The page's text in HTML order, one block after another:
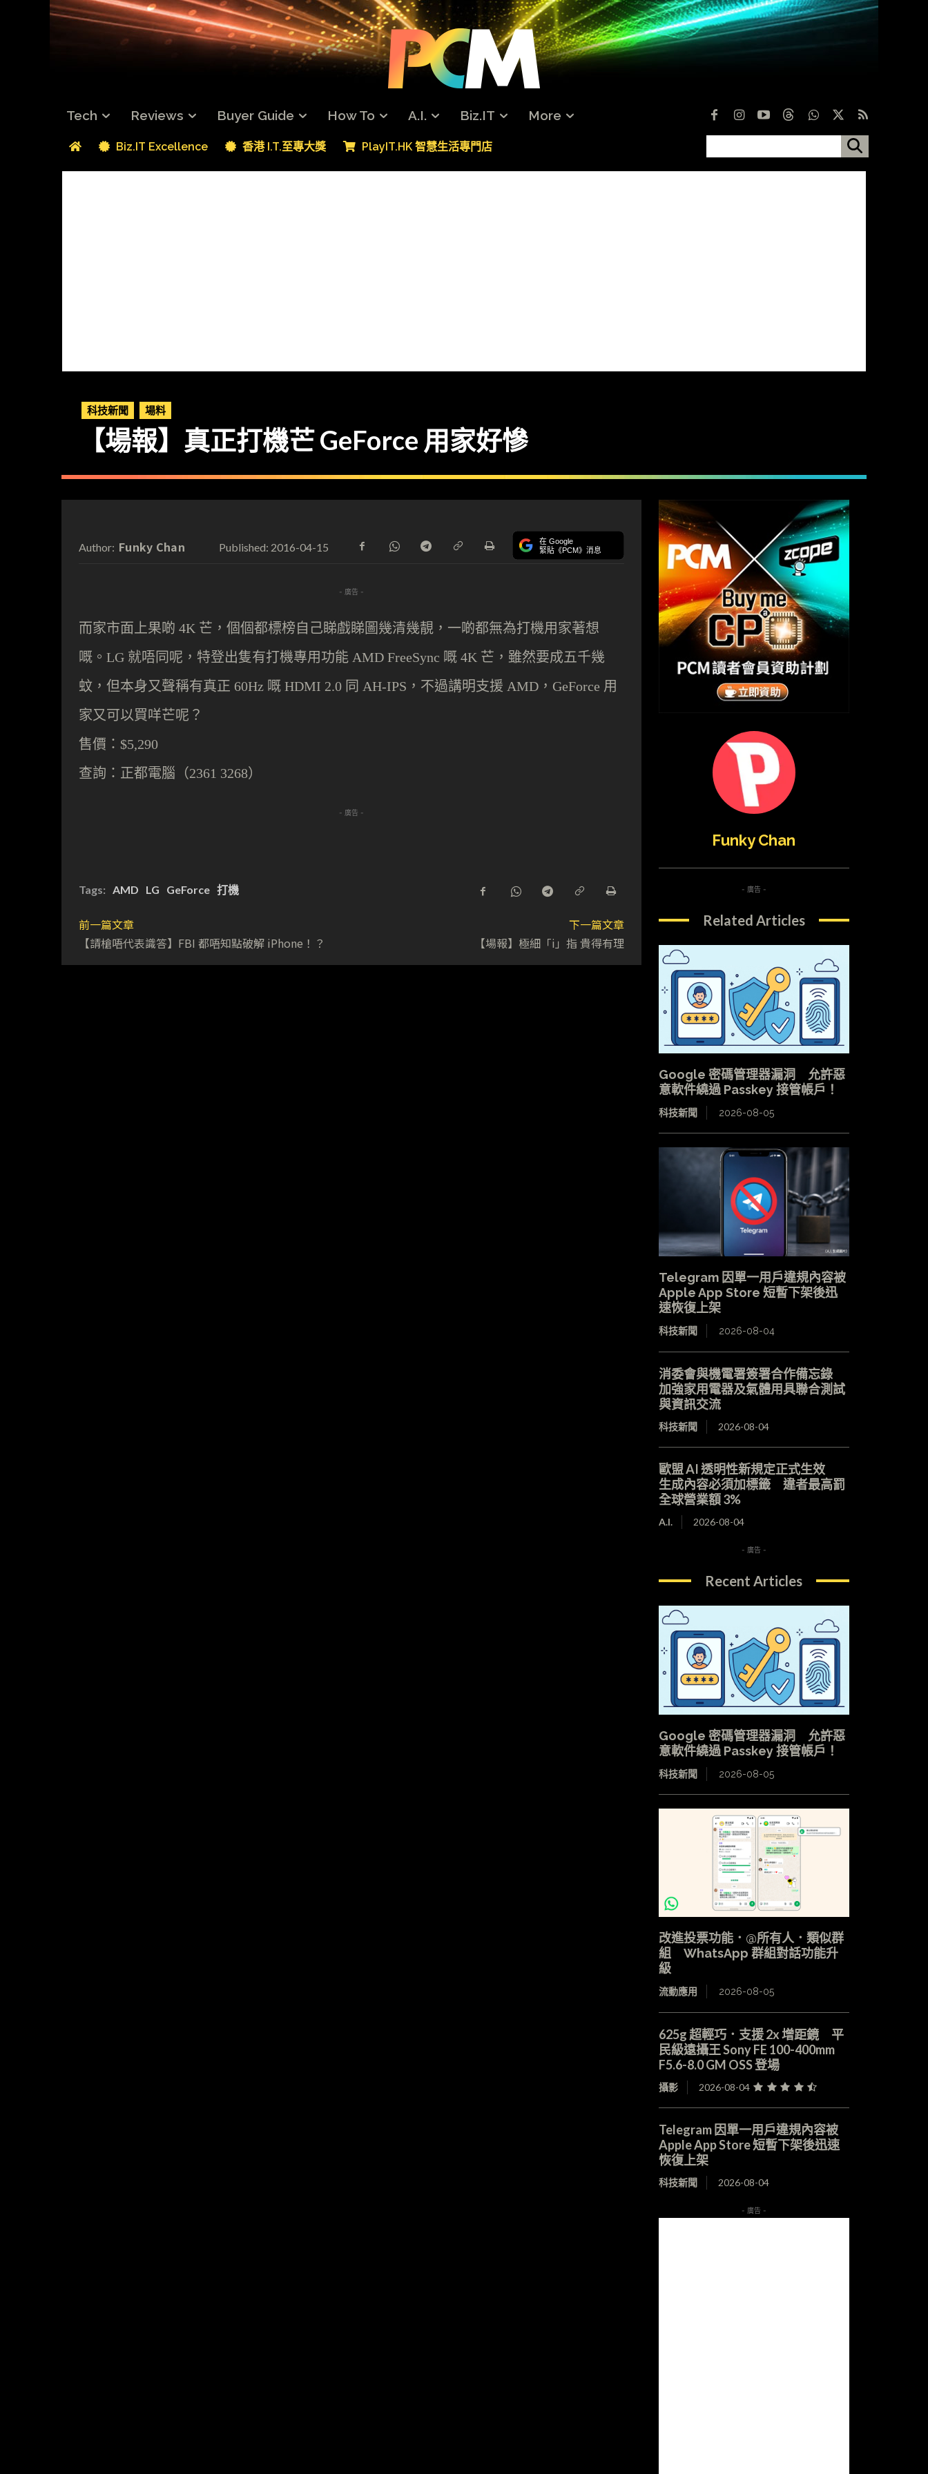
Tech Reviews Buyer Guide How To A.I. Biz.IT More
Biz.IT Excellence 香港 I.T.至專大獎 PlayIT.HK 智慧生活專門店
科技新聞 場料
【場報】真正打機芒 GeForce 用家好慘
Author: Funky Chan Published: 2016-04-15 在 Google
緊貼《PCM》消息
- 廣告 -
而家市面上果啲 4K 芒，個個都標榜自己睇戲睇圖幾清幾靚，一啲都無為打機用家著想
嘅。 LG 就唔同呢，特登出隻有打機專用功能 AMD FreeSync 嘅 4K 芒，雖然要成五千幾
蚊，但本身又聲稱有真正 60Hz 嘅 HDMI 2.0 同 AH-IPS ，不過講明支援 AMD ， GeForce 用
家又可以買咩芒呢 ？
售價： $5,290
查詢：正都電腦（2361 3268）
- 廣告 -
Tags: AMD LG GeForce 打機
前一篇文章
【請槍唔代表識答】FBI 都唔知點破解 iPhone！？
下一篇文章
【場報】極細「i」指 貴得有理
Funky Chan
- 廣告 -
Related Articles
Google 密碼管理器漏洞 允許惡
意軟件繞過 Passkey 接管帳戶！
科技新聞 2026-08-05
Telegram 因單一用戶違規內容被
Apple App Store 短暫下架後迅
速恢復上架
科技新聞 2026-08-04
消委會與機電署簽署合作備忘錄
加強家用電器及氣體用具聯合測試
與資訊交流
科技新聞 2026-08-04
歐盟 AI 透明性新規定正式生效
生成內容必須加標籤 違者最高罰
全球營業額 3%
A.I. 2026-08-04
- 廣告 -
Recent Articles
Google 密碼管理器漏洞 允許惡
意軟件繞過 Passkey 接管帳戶！
科技新聞 2026-08-05
改進投票功能．@所有人．類似群
組 WhatsApp 群組對話功能升
級
流動應用 2026-08-05
625g 超輕巧．支援 2x 增距鏡 平
民級遠攝王 Sony FE 100-400mm
F5.6-8.0 GM OSS 登場
攝影 2026-08-04
Telegram 因單一用戶違規內容被
Apple App Store 短暫下架後迅速
恢復上架
科技新聞 2026-08-04
- 廣告 -